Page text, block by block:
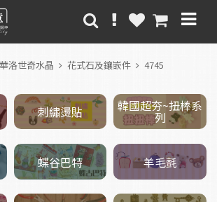
洛世奇水晶 花式石及鑲嵌件 4745
刺繡燙貼 韓國超夯~扭棒系
列
蝶谷巴特 羊毛氈